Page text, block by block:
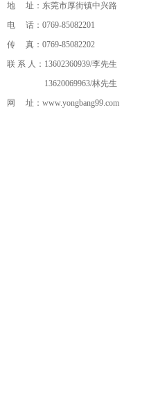
地 址：东莞市厚街镇中兴路
电 话：0769-85082201
传 真：0769-85082202
联 系 人：13602360939/李先生
13620069963/林先生
网 址： www.yongbang99.com